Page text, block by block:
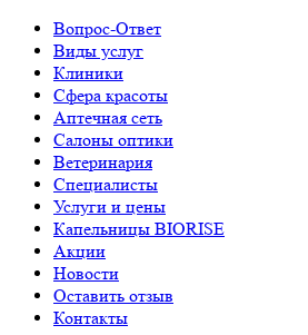
Вопрос-Ответ
Виды услуг
Клиники
Сфера красоты
Аптечная сеть
Салоны оптики
Ветеринария
Специалисты
Услуги и цены
Капельницы BIORISE
Акции
Новости
Оставить отзыв
Контакты